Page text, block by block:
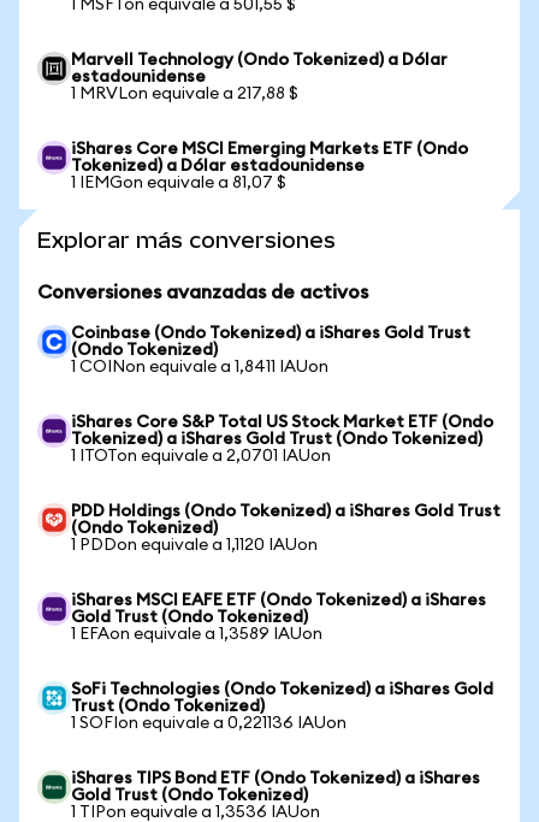
1 MSFTon equivale a 501,55 $
Marvell Technology (Ondo Tokenized) a Dólar
estadounidense
1 MRVLon equivale a 217,88 $
iShares Core MSCI Emerging Markets ETF (Ondo
Tokenized) a Dólar estadounidense
1 IEMGon equivale a 81,07 $
Explorar más conversiones
Conversiones avanzadas de activos
Coinbase (Ondo Tokenized) a iShares Gold Trust
(Ondo Tokenized)
1 COINon equivale a 1,8411 IAUon
iShares Core S&P Total US Stock Market ETF (Ondo
Tokenized) a iShares Gold Trust (Ondo Tokenized)
1 ITOTon equivale a 2,0701 IAUon
PDD Holdings (Ondo Tokenized) a iShares Gold Trust
(Ondo Tokenized)
1 PDDon equivale a 1,1120 IAUon
iShares MSCI EAFE ETF (Ondo Tokenized) a iShares
Gold Trust (Ondo Tokenized)
1 EFAon equivale a 1,3589 IAUon
SoFi Technologies (Ondo Tokenized) a iShares Gold
Trust (Ondo Tokenized)
1 SOFIon equivale a 0,221136 IAUon
iShares TIPS Bond ETF (Ondo Tokenized) a iShares
Gold Trust (Ondo Tokenized)
1 TIPon equivale a 1,3536 IAUon